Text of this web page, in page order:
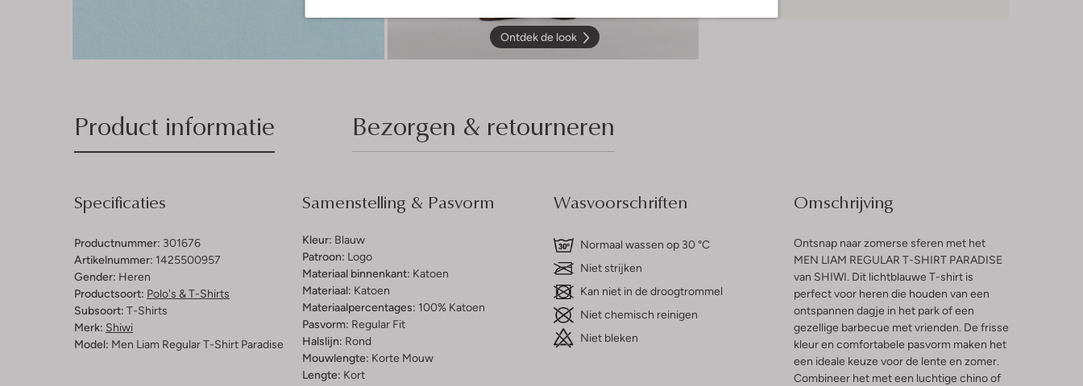
Ontdek de look
Product informatie Bezorgen & retourneren
Specificaties
Productnummer: 301676
Artikelnummer: 1425500957
Gender: Heren
Productsoort: Polo's & T-Shirts
Subsoort: T-Shirts
Merk: Shiwi
Model: Men Liam Regular T-Shirt Paradise
Samenstelling & Pasvorm
Kleur: Blauw
Patroon: Logo
Materiaal binnenkant: Katoen
Materiaal: Katoen
Materiaalpercentages: 100% Katoen
Pasvorm: Regular Fit
Halslijn: Rond
Mouwlengte: Korte Mouw
Lengte: Kort
Wasvoorschriften
Normaal wassen op 30 °C
Niet strijken
Kan niet in de droogtrommel
Niet chemisch reinigen
Niet bleken
Omschrijving
Ontsnap naar zomerse sferen met het
MEN LIAM REGULAR T-SHIRT PARADISE
van SHIWI. Dit lichtblauwe T-shirt is
perfect voor heren die houden van een
ontspannen dagje in het park of een
gezellige barbecue met vrienden. De frisse
kleur en comfortabele pasvorm maken het
een ideale keuze voor de lente en zomer.
Combineer het met een luchtige chino of